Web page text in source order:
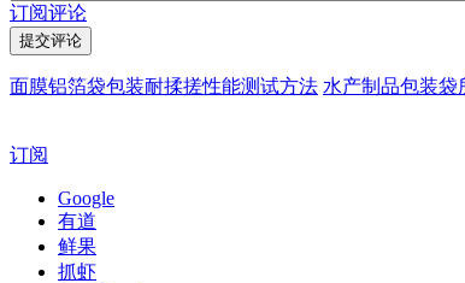
订阅评论
面膜铝箔袋包装耐揉搓性能测试方法 水产制品包装袋
订阅
Google
有道
鲜果
抓虾